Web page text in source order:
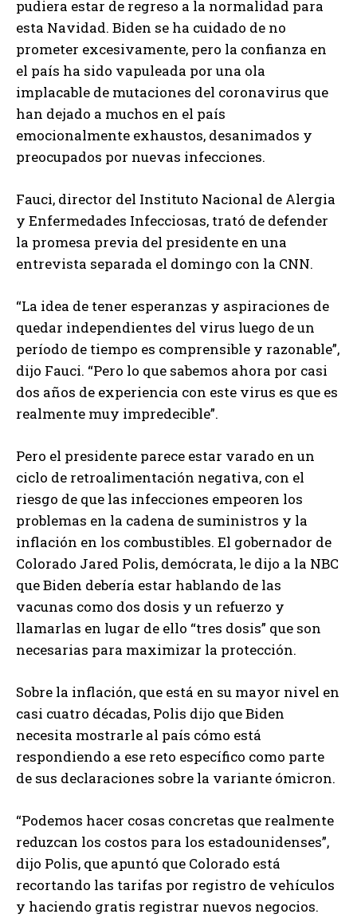
pudiera estar de regreso a la normalidad para
esta Navidad. Biden se ha cuidado de no
prometer excesivamente, pero la confianza en
el país ha sido vapuleada por una ola
implacable de mutaciones del coronavirus que
han dejado a muchos en el país
emocionalmente exhaustos, desanimados y
preocupados por nuevas infecciones.
Fauci, director del Instituto Nacional de Alergia
y Enfermedades Infecciosas, trató de defender
la promesa previa del presidente en una
entrevista separada el domingo con la CNN.
“La idea de tener esperanzas y aspiraciones de
quedar independientes del virus luego de un
período de tiempo es comprensible y razonable”,
dijo Fauci. “Pero lo que sabemos ahora por casi
dos años de experiencia con este virus es que es
realmente muy impredecible”.
Pero el presidente parece estar varado en un
ciclo de retroalimentación negativa, con el
riesgo de que las infecciones empeoren los
problemas en la cadena de suministros y la
inflación en los combustibles. El gobernador de
Colorado Jared Polis, demócrata, le dijo a la NBC
que Biden debería estar hablando de las
vacunas como dos dosis y un refuerzo y
llamarlas en lugar de ello “tres dosis” que son
necesarias para maximizar la protección.
Sobre la inflación, que está en su mayor nivel en
casi cuatro décadas, Polis dijo que Biden
necesita mostrarle al país cómo está
respondiendo a ese reto específico como parte
de sus declaraciones sobre la variante ómicron.
“Podemos hacer cosas concretas que realmente
reduzcan los costos para los estadounidenses”,
dijo Polis, que apuntó que Colorado está
recortando las tarifas por registro de vehículos
y haciendo gratis registrar nuevos negocios.